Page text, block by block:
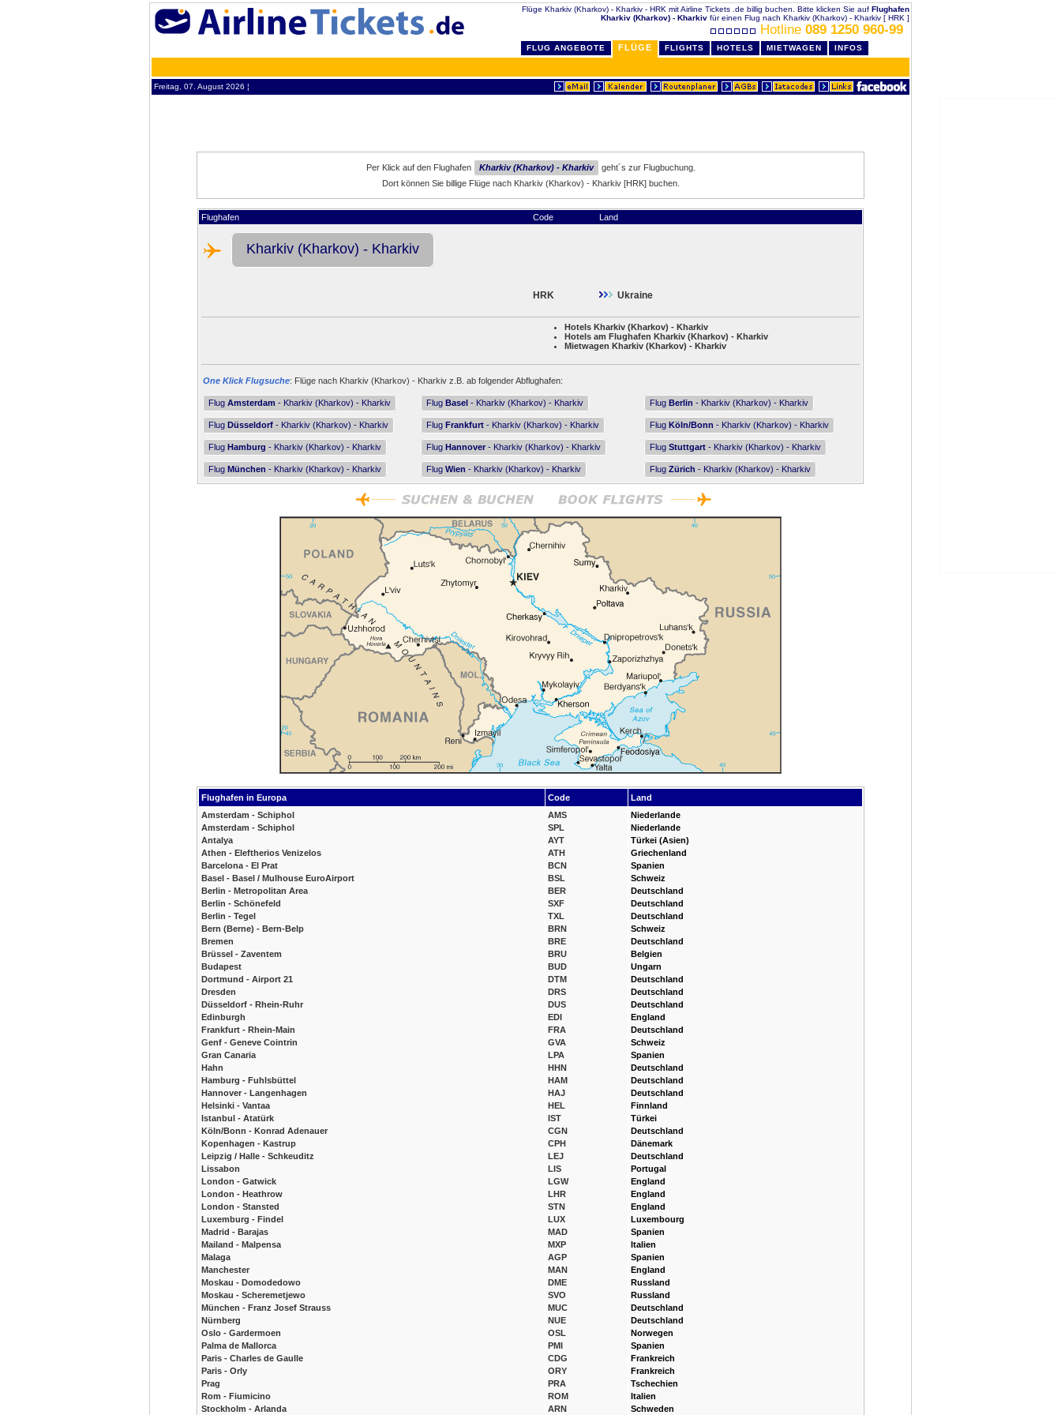
Flüge Kharkiv (Kharkov) - Kharkiv - HRK mit Airline Tickets .de billig buchen. Bitte klicken Sie auf Flughafen
Kharkiv (Kharkov) - Kharkiv für einen Flug nach Kharkiv (Kharkov) - Kharkiv [ HRK ]
Hotline 089 1250 960-99
FLUG ANGEBOTE FLÜGE FLIGHTS HOTELS MIETWAGEN INFOS
Freitag, 07. August 2026 ¦
Per Klick auf den Flughafen Kharkiv (Kharkov) - Kharkiv
geht´s zur Flugbuchung.
Dort können Sie billige Flüge nach Kharkiv (Kharkov) - Kharkiv [HRK] buchen.
Flughafen Code Land
Kharkiv (Kharkov) - Kharkiv
HRK Ukraine
Hotels Kharkiv (Kharkov) - Kharkiv
Hotels am Flughafen Kharkiv (Kharkov) - Kharkiv
Mietwagen Kharkiv (Kharkov) - Kharkiv
One Klick Flugsuche: Flüge nach Kharkiv (Kharkov) - Kharkiv z.B. ab folgender Abflughafen:
Flug Amsterdam - Kharkiv (Kharkov) - Kharkiv Flug Basel - Kharkiv (Kharkov) - Kharkiv Flug Berlin - Kharkiv (Kharkov) - Kharkiv
Flug Düsseldorf - Kharkiv (Kharkov) - Kharkiv Flug Frankfurt - Kharkiv (Kharkov) - Kharkiv Flug Köln/Bonn - Kharkiv (Kharkov) - Kharkiv
Flug Hamburg - Kharkiv (Kharkov) - Kharkiv Flug Hannover - Kharkiv (Kharkov) - Kharkiv Flug Stuttgart - Kharkiv (Kharkov) - Kharkiv
Flug München - Kharkiv (Kharkov) - Kharkiv Flug Wien - Kharkiv (Kharkov) - Kharkiv Flug Zürich - Kharkiv (Kharkov) - Kharkiv
Flughafen in Europa Code
Land
Amsterdam - Schiphol
Amsterdam - Schiphol
Antalya
Athen - Eleftherios Venizelos
Barcelona - El Prat
Basel - Basel / Mulhouse EuroAirport
Berlin - Metropolitan Area
Berlin - Schönefeld
Berlin - Tegel
Bern (Berne) - Bern-Belp
Bremen
Brüssel - Zaventem
Budapest
Dortmund - Airport 21
Dresden
Düsseldorf - Rhein-Ruhr
Edinburgh
Frankfurt - Rhein-Main
Genf - Geneve Cointrin
Gran Canaria
Hahn
Hamburg - Fuhlsbüttel
Hannover - Langenhagen
Helsinki - Vantaa
Istanbul - Atatürk
Köln/Bonn - Konrad Adenauer
Kopenhagen - Kastrup
Leipzig / Halle - Schkeuditz
Lissabon
London - Gatwick
London - Heathrow
London - Stansted
Luxemburg - Findel
Madrid - Barajas
Mailand - Malpensa
Malaga
Manchester
Moskau - Domodedowo
Moskau - Scheremetjewo
München - Franz Josef Strauss
Nürnberg
Oslo - Gardermoen
Palma de Mallorca
Paris - Charles de Gaulle
Paris - Orly
Prag
Rom - Fiumicino
Stockholm - Arlanda
AMS
SPL
AYT
ATH
BCN
BSL
BER
SXF
TXL
BRN
BRE
BRU
BUD
DTM
DRS
DUS
EDI
FRA
GVA
LPA
HHN
HAM
HAJ
HEL
IST
CGN
CPH
LEJ
LIS
LGW
LHR
STN
LUX
MAD
MXP
AGP
MAN
DME
SVO
MUC
NUE
OSL
PMI
CDG
ORY
PRA
ROM
ARN
Niederlande
Niederlande
Türkei (Asien)
Griechenland
Spanien
Schweiz
Deutschland
Deutschland
Deutschland
Schweiz
Deutschland
Belgien
Ungarn
Deutschland
Deutschland
Deutschland
England
Deutschland
Schweiz
Spanien
Deutschland
Deutschland
Deutschland
Finnland
Türkei
Deutschland
Dänemark
Deutschland
Portugal
England
England
England
Luxembourg
Spanien
Italien
Spanien
England
Russland
Russland
Deutschland
Deutschland
Norwegen
Spanien
Frankreich
Frankreich
Tschechien
Italien
Schweden